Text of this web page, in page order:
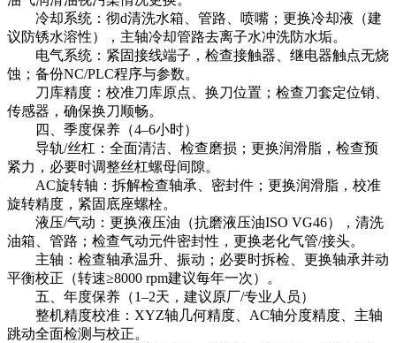
冷却系统：彻d清洗水箱、管路、喷嘴；更换冷却液（建
议防锈水溶性），主轴冷却管路去离子水冲洗防水垢。
电气系统：紧固接线端子，检查接触器、继电器触点无烧
蚀；备份NC/PLC程序与参数。
刀库精度：校准刀库原点、换刀位置；检查刀套定位销、
传感器，确保换刀顺畅。
四、季度保养（4–6小时）
导轨/丝杠：全面清洁、检查磨损；更换润滑脂，检查预
紧力，必要时调整丝杠螺母间隙。
AC旋转轴：拆解检查轴承、密封件；更换润滑脂，校准
旋转精度，紧固底座螺栓。
液压/气动：更换液压油（抗磨液压油ISO VG46），清洗
油箱、管路；检查气动元件密封性，更换老化气管/接头。
主轴：检查轴承温升、振动；必要时拆检、更换轴承并动
平衡校正（转速≥8000 rpm建议每年一次）。
五、年度保养（1–2天，建议原厂/专业人员）
整机精度校准：XYZ轴几何精度、AC轴分度精度、主轴
跳动全面检测与校正。